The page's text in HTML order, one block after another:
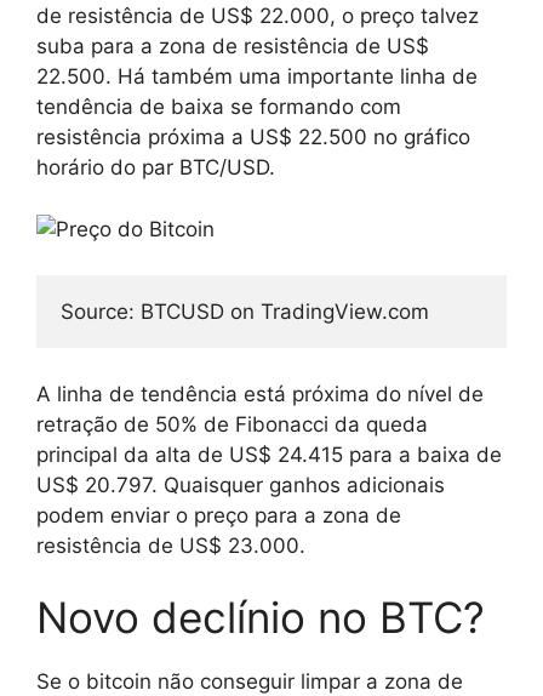
de resistência de US$ 22.000, o preço talvez
suba para a zona de resistência de US$
22.500. Há também uma importante linha de
tendência de baixa se formando com
resistência próxima a US$ 22.500 no gráfico
horário do par BTC/USD.
Source: BTCUSD on TradingView.com
A linha de tendência está próxima do nível de
retração de 50% de Fibonacci da queda
principal da alta de US$ 24.415 para a baixa de
US$ 20.797. Quaisquer ganhos adicionais
podem enviar o preço para a zona de
resistência de US$ 23.000.
Novo declínio no BTC?
Se o bitcoin não conseguir limpar a zona de